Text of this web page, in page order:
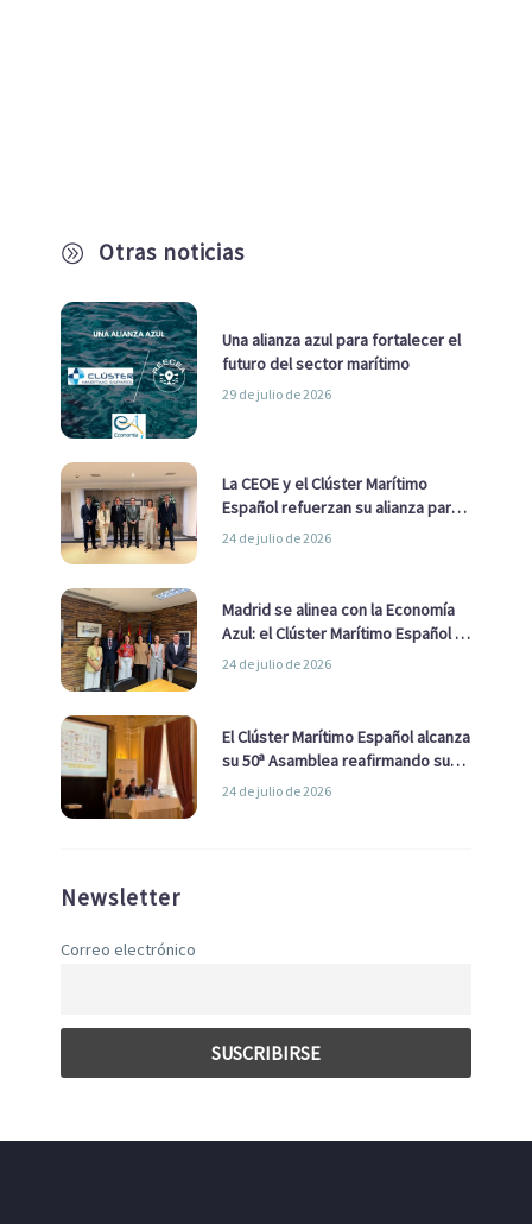
A Otras noticias
Una alianza azul para fortalecer el
futuro del sector marítimo
29 de julio de 2026
La CEOE y el Clúster Marítimo
Español refuerzan su alianza para
impulsar una estrategia Nacional
24 de julio de 2026
Madrid se alinea con la Economía
Azul: el Clúster Marítimo Español y
la Real Liga Naval avanzan alianzas
24 de julio de 2026
El Clúster Marítimo Español alcanza
su 50ª Asamblea reafirmando su
liderazgo en la Economía Azul
24 de julio de 2026
Newsletter
Correo electrónico